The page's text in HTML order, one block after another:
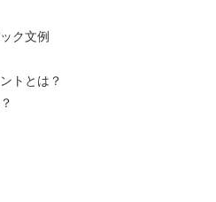
ク文例
トとは？